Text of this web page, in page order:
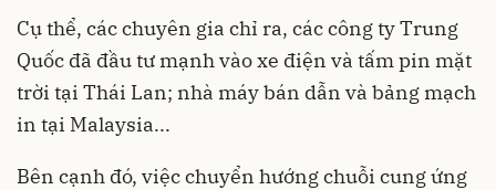
Cụ thể, các chuyên gia chỉ ra, các công ty Trung
Quốc đã đầu tư mạnh vào xe điện và tấm pin mặt
trời tại Thái Lan; nhà máy bán dẫn và bảng mạch
in tại Malaysia...
Bên cạnh đó, việc chuyển hướng chuỗi cung ứng